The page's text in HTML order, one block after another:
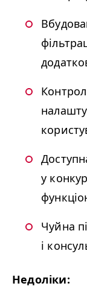
у
Чуйна
і
Недоліки: